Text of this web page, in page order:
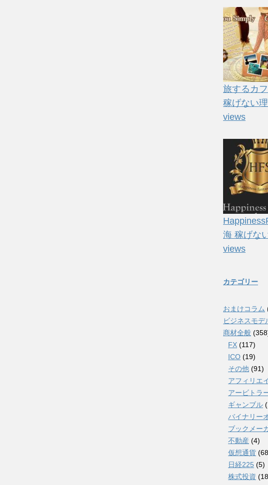
旅するカ
稼げない
views
海 稼げな
views
カテゴリー
おまけコラム
ビジネスモデ
商材全般
FX (117)
ICO (19)
その他 (91)
アフィリエ
アービトラ
ギャンブル
バイナリー
ブックメー
不動産 (4)
仮想通貨
日経225 (5)
株式投資